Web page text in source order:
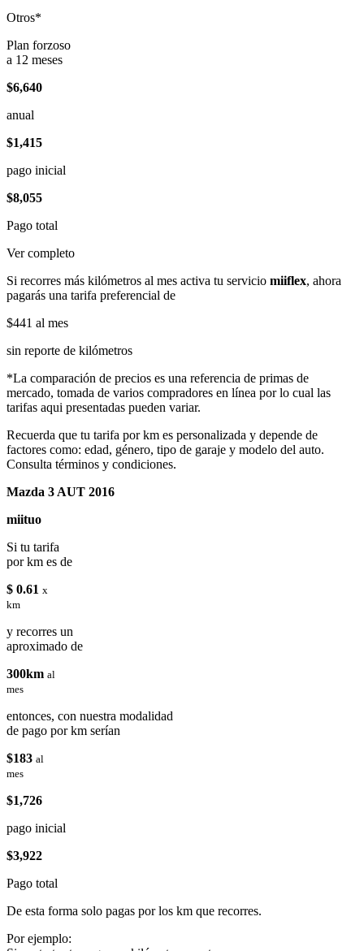
Otros*
Plan forzoso
a 12 meses
$6,640
anual
$1,415
pago inicial
$8,055
Pago total
Ver completo
Si recorres más kilómetros al mes activa tu servicio miiflex, ahora
pagarás una tarifa preferencial de
$441 al mes
sin reporte de kilómetros
*La comparación de precios es una referencia de primas de
mercado, tomada de varios compradores en línea por lo cual las
tarifas aqui presentadas pueden variar.
Recuerda que tu tarifa por km es personalizada y depende de
factores como: edad, género, tipo de garaje y modelo del auto.
Consulta términos y condiciones.
Mazda 3 AUT 2016
miituo
Si tu tarifa
por km es de
$ 0.61 x
km
y recorres un
aproximado de
300km al
mes
entonces, con nuestra modalidad
de pago por km serían
$183 al
mes
$1,726
pago inicial
$3,922
Pago total
De esta forma solo pagas por los km que recorres.
Por ejemplo: